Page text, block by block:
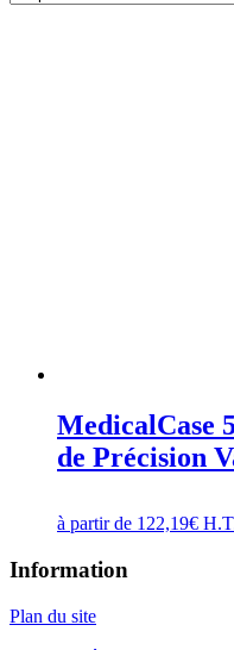
MedicalCase
de Précision
à partir de 122,19€
Information
Plan du site